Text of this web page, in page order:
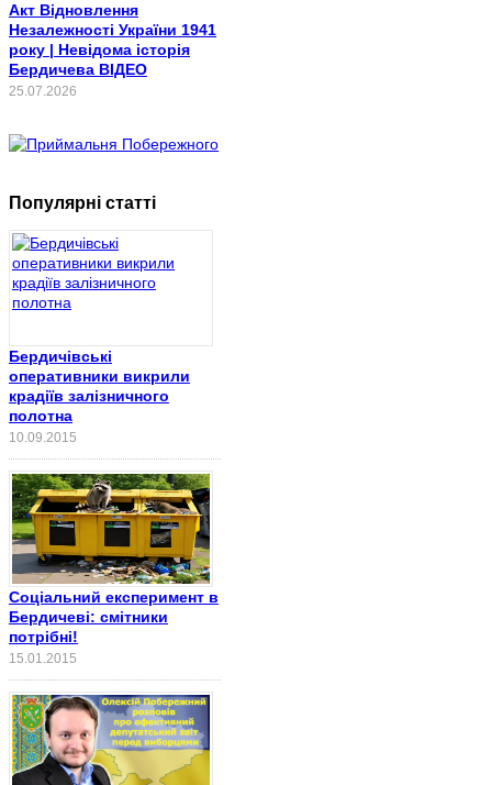
Акт Відновлення
Незалежності України 1941
року | Невідома історія
Бердичева ВІДЕО
25.07.2026
Популярні статті
Бердичівські
оперативники викрили
крадіїв залізничного
полотна
10.09.2015
Соціальний експеримент в
Бердичеві: смітники
потрібні!
15.01.2015